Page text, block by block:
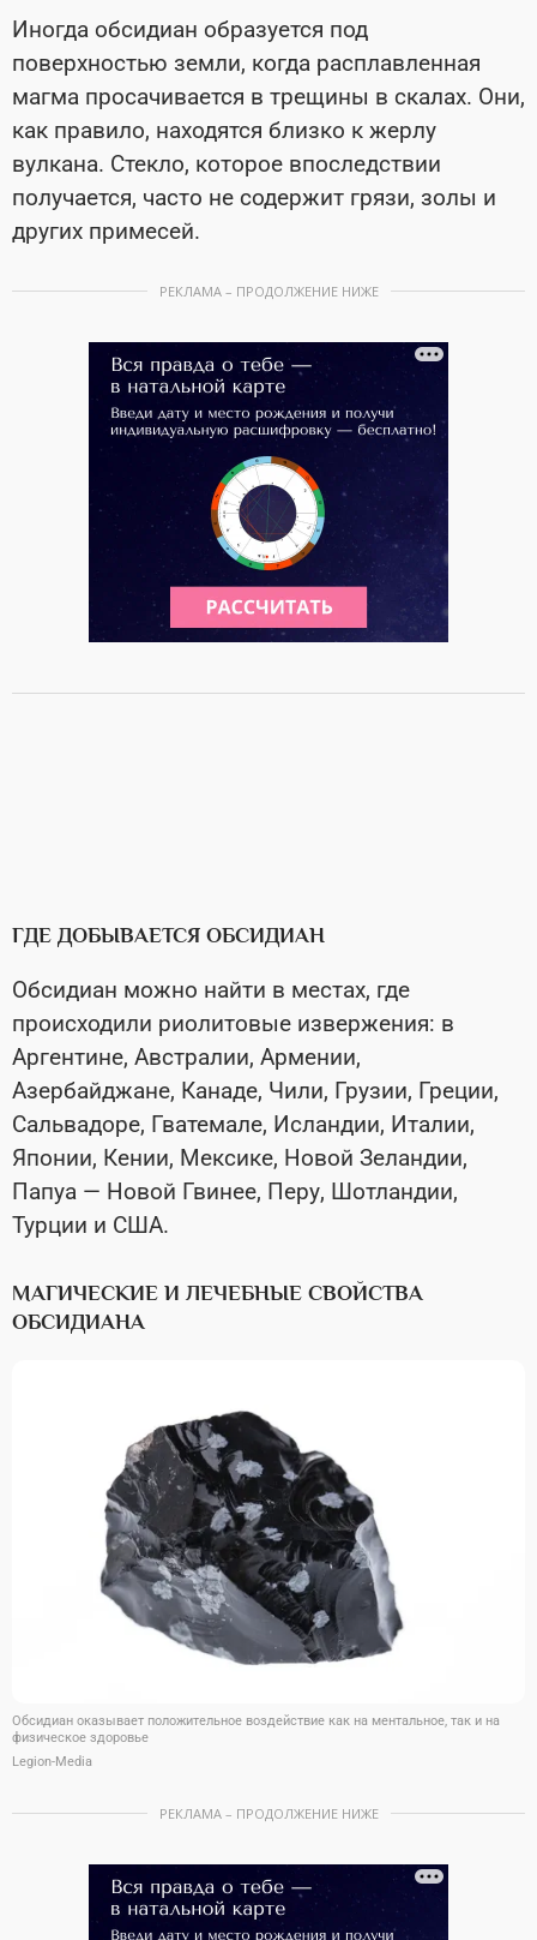
Иногда обсидиан образуется под
поверхностью земли, когда расплавленная
магма просачивается в трещины в скалах. Они,
как правило, находятся близко к жерлу
вулкана. Стекло, которое впоследствии
получается, часто не содержит грязи, золы и
других примесей.
РЕКЛАМА – ПРОДОЛЖЕНИЕ НИЖЕ
ГДЕ ДОБЫВАЕТСЯ ОБСИДИАН
Обсидиан можно найти в местах, где
происходили риолитовые извержения: в
Аргентине, Австралии, Армении,
Азербайджане, Канаде, Чили, Грузии, Греции,
Сальвадоре, Гватемале, Исландии, Италии,
Японии, Кении, Мексике, Новой Зеландии,
Папуа — Новой Гвинее, Перу, Шотландии,
Турции и США.
МАГИЧЕСКИЕ И ЛЕЧЕБНЫЕ СВОЙСТВА
ОБСИДИАНА
Обсидиан оказывает положительное воздействие как на ментальное, так и на
физическое здоровье
Legion-Media
РЕКЛАМА – ПРОДОЛЖЕНИЕ НИЖЕ